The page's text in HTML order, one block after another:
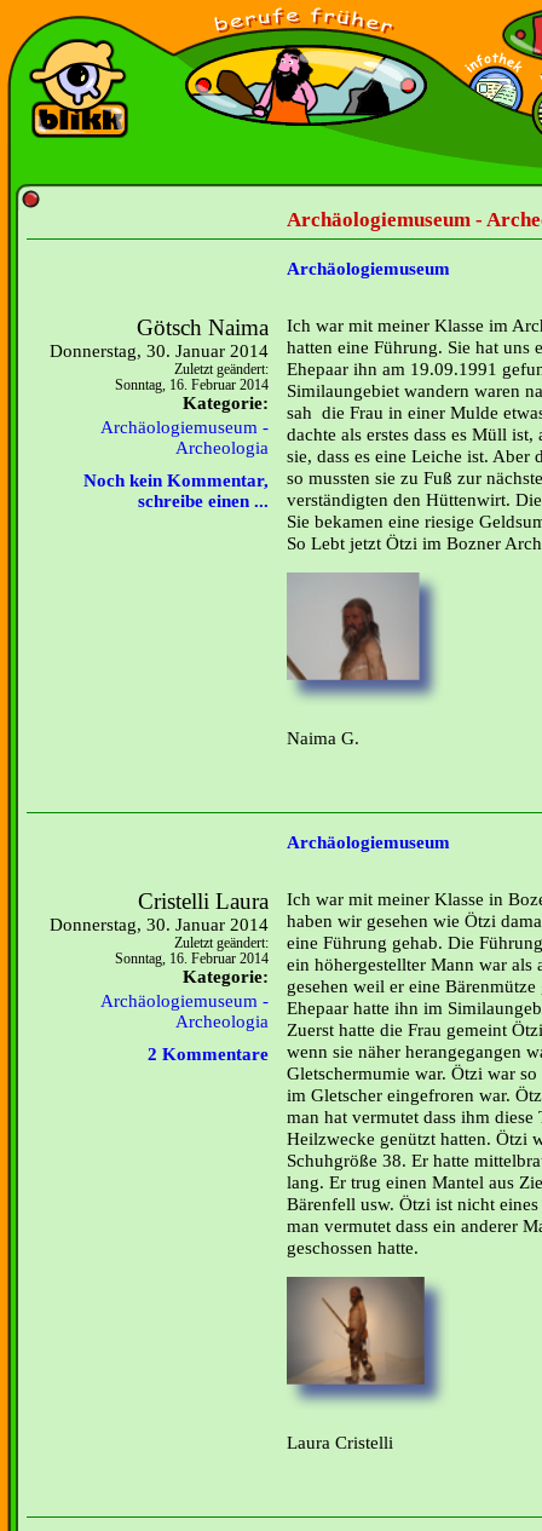
Archäologiemuseum -
Archäologiemuseum
Götsch Naima
Donnerstag, 30. Januar 2014
Zuletzt geändert:
Sonntag, 16. Februar 2014
Kategorie:
Archäologiemuseum -
Archeologia
Noch kein Kommentar,
schreibe einen ...
Ich war mit meiner Klasse im
hatten eine Führung. Sie hat uns
Ehepaar ihn am 19.09.1991
Similaungebiet wandern waren
sah die Frau in einer Mulde
dachte als erstes dass es Müll
sie, dass es eine Leiche ist.
so mussten sie zu Fuß zur
verständigten den Hüttenwirt.
Sie bekamen eine riesige
So Lebt jetzt Ötzi im Bozner
Naima G.
Archäologiemuseum
Cristelli Laura
Donnerstag, 30. Januar 2014
Zuletzt geändert:
Sonntag, 16. Februar 2014
Kategorie:
Archäologiemuseum -
Archeologia
2 Kommentare
Ich war mit meiner Klasse in
haben wir gesehen wie Ötzi
eine Führung gehab. Die
ein höhergestellter Mann war als
gesehen weil er eine
Ehepaar hatte ihn im
Zuerst hatte die Frau gemeint
wenn sie näher herangegangen
Gletschermumie war. Ötzi war
im Gletscher eingefroren war.
man hat vermutet dass ihm
Heilzwecke genützt hatten. Ötzi
Schuhgröße 38. Er hatte
lang. Er trug einen Mantel aus
Bärenfell usw. Ötzi ist nicht
man vermutet dass ein anderer
geschossen hatte.
Laura Cristelli